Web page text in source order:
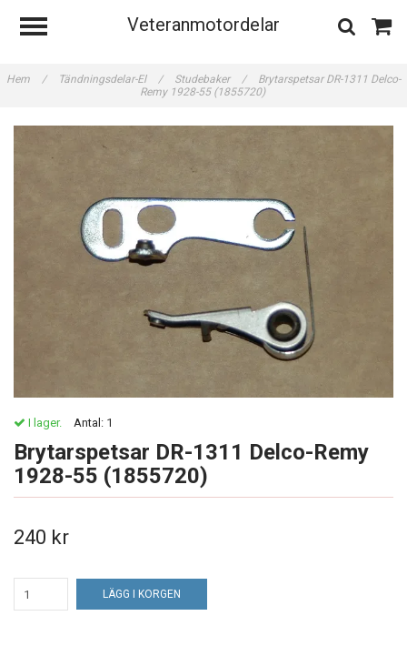
Veteranmotordelar
Hem / Tändningsdelar-El / Studebaker /
Brytarspetsar DR-1311 Delco-
Remy 1928-55 (1855720)
I lager. Antal: 1
Brytarspetsar DR-1311 Delco-Remy
1928-55 (1855720)
240 kr
LÄGG I KORGEN